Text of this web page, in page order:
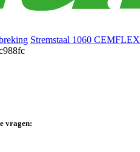
Stremstaal 1060 CEMFLEX
vragen: